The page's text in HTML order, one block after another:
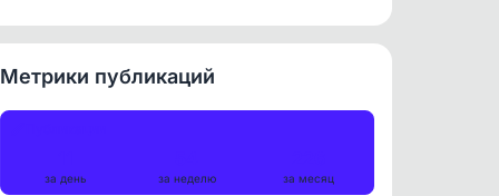
Метрики публикаций
за день за неделю за месяц